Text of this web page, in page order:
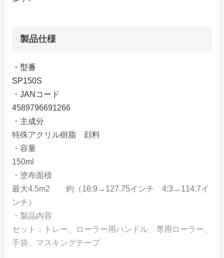
製品仕様
・型番
SP150S
・JANコード
4589796691266
・主成分
特殊アクリル樹脂 顔料
・容量
150ml
・塗布面積
最大4.5m2 約（16:9→127.75インチ 4:3→114.7イ
ンチ）
・製品内容
セット：トレー、ローラー用ハンドル、専用ローラー、
手袋、マスキングテープ